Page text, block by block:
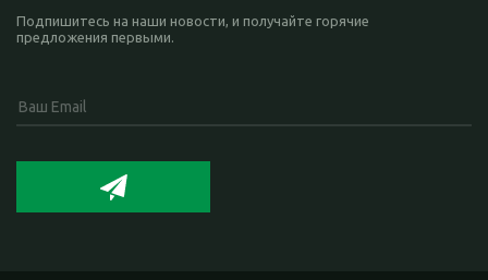
Подпишитесь на наши новости, и получайте горячие
предложения первыми.